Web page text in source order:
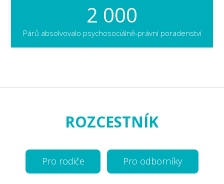
2 000
Párů absolvovalo psychosociálně-právní poradenství
ROZCESTNÍK
Pro rodiče Pro odborníky